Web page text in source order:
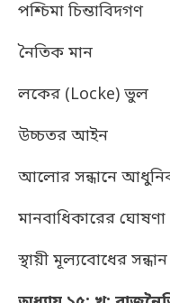
পশ্চিমা চিন্তাবিদগণ
নৈতিক মান
লকের (Locke) ভুল
উচ্চতর আইন
আলোর সন্ধানে
মানবাধিকারের ঘোষণা
স্থায়ী মূল্যবোধের সন্ধান